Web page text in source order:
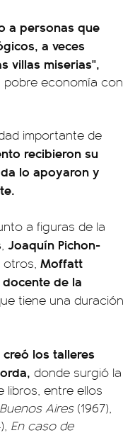
a personas que
a veces
villas miserias",
economía con
importante de
recibieron su
lo apoyaron y
a figuras de la
, Joaquín Pichon-
otros, Moffatt
de la
tiene una duración
creó los talleres
donde surgió la
libros, entre ellos
Aires(1967),
En caso de